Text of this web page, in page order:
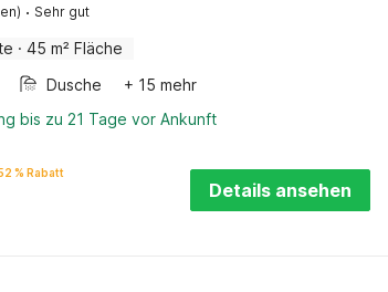
· Sehr gut
· 45 m² Fläche
Dusche
+ 15 mehr
bis zu 21 Tage vor Ankunft
% Rabatt
Details ansehen